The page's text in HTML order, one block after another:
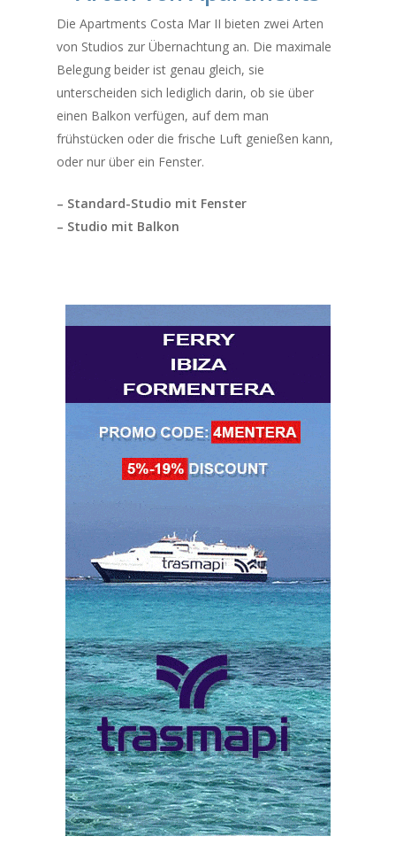
Die Apartments Costa Mar II bieten zwei Arten
von Studios zur Übernachtung an. Die maximale
Belegung beider ist genau gleich, sie
unterscheiden sich lediglich darin, ob sie über
einen Balkon verfügen, auf dem man
frühstücken oder die frische Luft genießen kann,
oder nur über ein Fenster.
– Standard-Studio mit Fenster
– Studio mit Balkon